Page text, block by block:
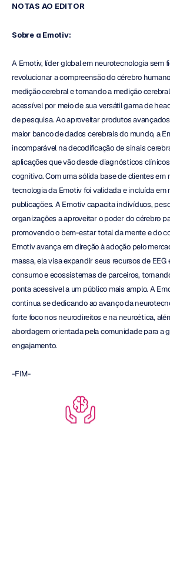
NOTAS AO EDITOR
Sobre a Emotiv:
A Emotiv, líder global em neurotecnologia sem
revolucionar a compreensão do cérebro
medição cerebral e tornando a medição
acessível por meio de sua versátil gama de
de pesquisa. Ao aproveitar produtos
maior banco de dados cerebrais do mundo, a
incomparável na decodificação de sinais
aplicações que vão desde diagnósticos
cognitivo. Com uma sólida base de clientes em
tecnologia da Emotiv foi validada e incluída em
publicações. A Emotiv capacita indivíduos,
organizações a aproveitar o poder do cérebro
promovendo o bem-estar total da mente e do
Emotiv avança em direção à adoção pelo
massa, ela visa expandir seus recursos de
consumo e ecossistemas de parceiros,
ponta acessível a um público mais amplo. A
continua se dedicando ao avanço da
forte foco nos neurodireitos e na neuroética,
abordagem orientada pela comunidade para a
engajamento.
-FIM-